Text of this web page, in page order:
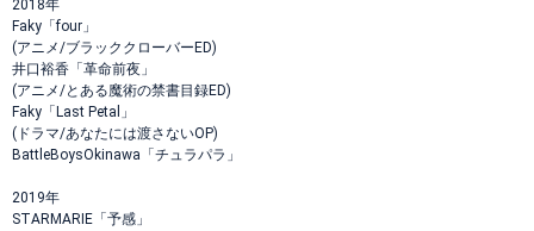
2018年
Faky「four」
(アニメ/ブラッククローバーED)
井口裕香「革命前夜」
(アニメ/とある魔術の禁書目録ED)
Faky「Last Petal」
(ドラマ/あなたには渡さないOP)
BattleBoysOkinawa「チュラパラ」
2019年
STARMARIE「予感」